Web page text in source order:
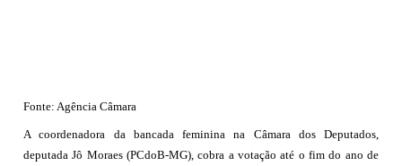
Fonte: Agência Câmara
A coordenadora da bancada feminina na Câmara dos Deputados,
deputada Jô Moraes (PCdoB-MG), cobra a votação até o fim do ano de